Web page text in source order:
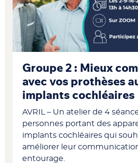
Groupe 2 : Mieux
avec vos prothèses
implants cochléaires
AVRIL – Un atelier de 4
personnes portant des
implants cochléaires qui
améliorer leur
entourage.